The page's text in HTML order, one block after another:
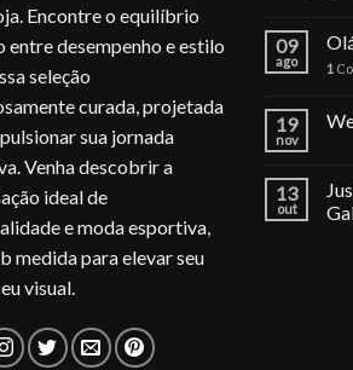
Encontre o equilíbrio
entre desempenho e estilo
seleção
curada, projetada
sua jornada
Venha descobrir a
ideal de
e moda esportiva,
medida para elevar seu
visual.
09
ago 1
19
nov
13
out